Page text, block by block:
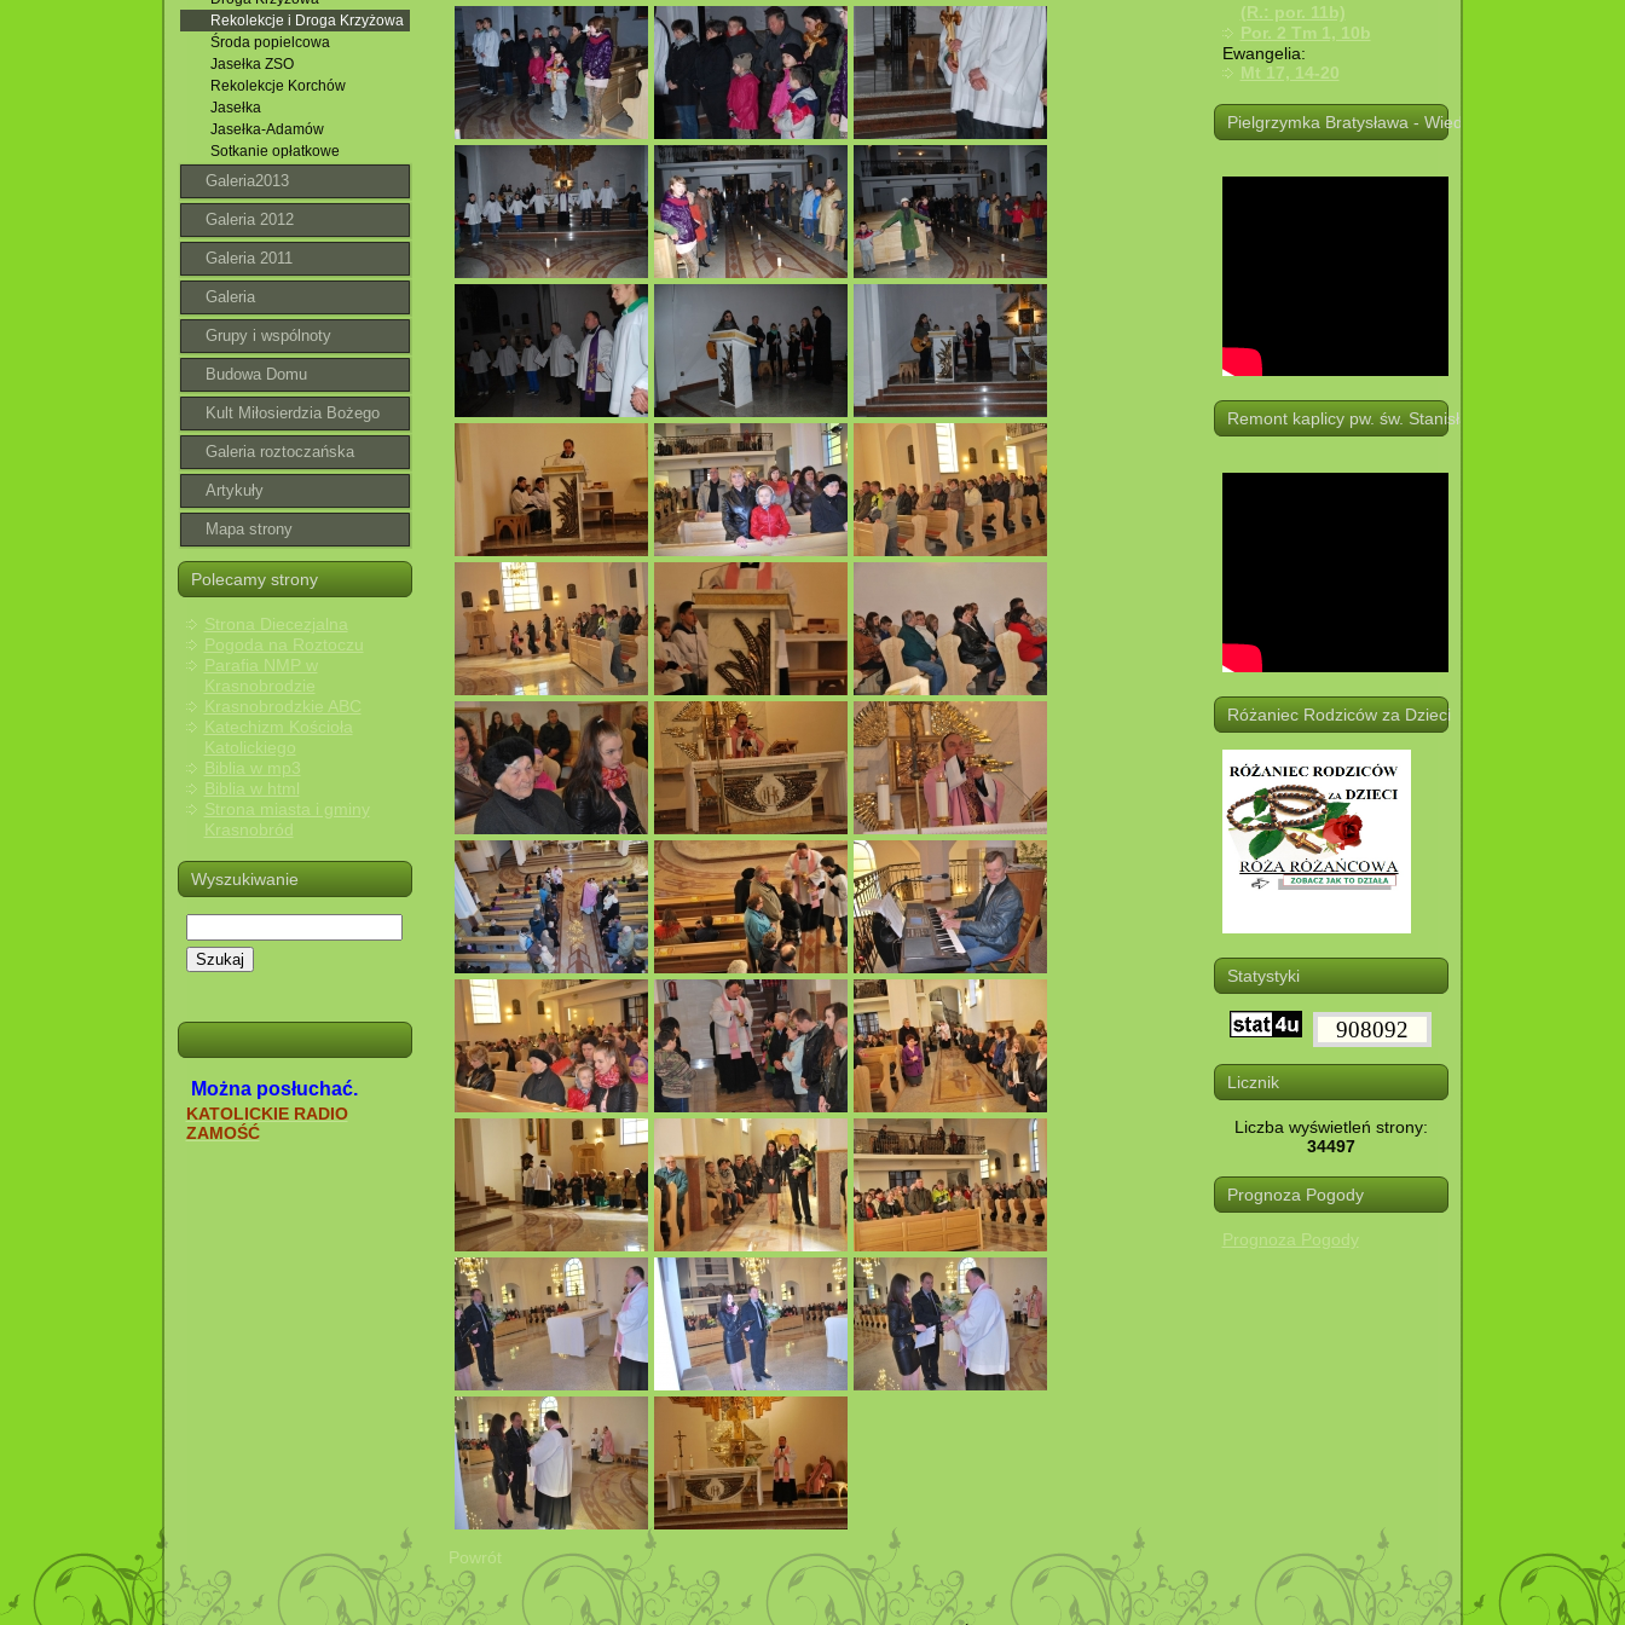
Rekolekcje i Droga Krzyżowa
Środa popielcowa
Jasełka ZSO
Rekolekcje Korchów
Jasełka
Jasełka-Adamów
Sotkanie opłatkowe
Galeria2013
Galeria 2012
Galeria 2011
Galeria
Grupy i wspólnoty
Budowa Domu
Parafialnego
Kult Miłosierdzia Bożego
Galeria roztoczańska
Artykuły
Mapa strony
Polecamy strony
Strona Diecezjalna
Pogoda na Roztoczu
Parafia NMP w
Krasnobrodzie
Krasnobrodzkie ABC
Katechizm Kościoła
Katolickiego
Biblia w mp3
Biblia w html
Strona miasta i gminy
Krasnobród
Wyszukiwanie
Szukaj
Można posłuchać.
KATOLICKIE RADIO
ZAMOŚĆ
Powrót
(R.: por. 11b)
Por. 2 Tm 1, 10b
Ewangelia:
Mt 17, 14-20
Pielgrzymka Bratysława - Wiedeń. 19 -21.08.2025 r.
Remont kaplicy pw. św. Stanisława w Potoczku
Różaniec Rodziców za Dzieci
Statystyki
908092
Licznik
Liczba wyświetleń strony:
34497
Prognoza Pogody
Prognoza Pogody